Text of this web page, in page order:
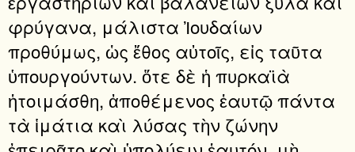
φρύγανα, μάλιστα Ἰουδαίων
προθύμως, ὡς ἔθος αὐτοῖς, εἰς ταῦτα
ὑπουργούντων. ὅτε δὲ ἡ πυρκαϊὰ
ἡτοιμάσθη, ἀποθέμενος ἑαυτῷ πάντα
τὰ ἱμάτια καὶ λύσας τὴν ζώνην